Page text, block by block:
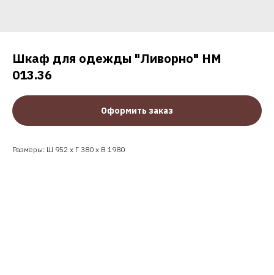
Шкаф для одежды "Ливорно" НМ
013.36
Оформить заказ
Размеры: Ш 952 x Г 380 x В 1980